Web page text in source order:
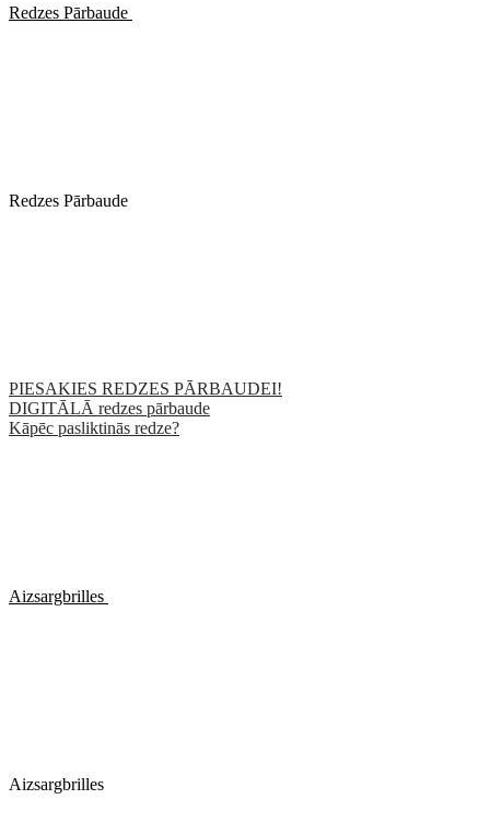
Redzes Pārbaude
Redzes Pārbaude
PIESAKIES REDZES PĀRBAUDEI!
DIGITĀLĀ redzes pārbaude
Kāpēc pasliktinās redze?
Aizsargbrilles
Aizsargbrilles